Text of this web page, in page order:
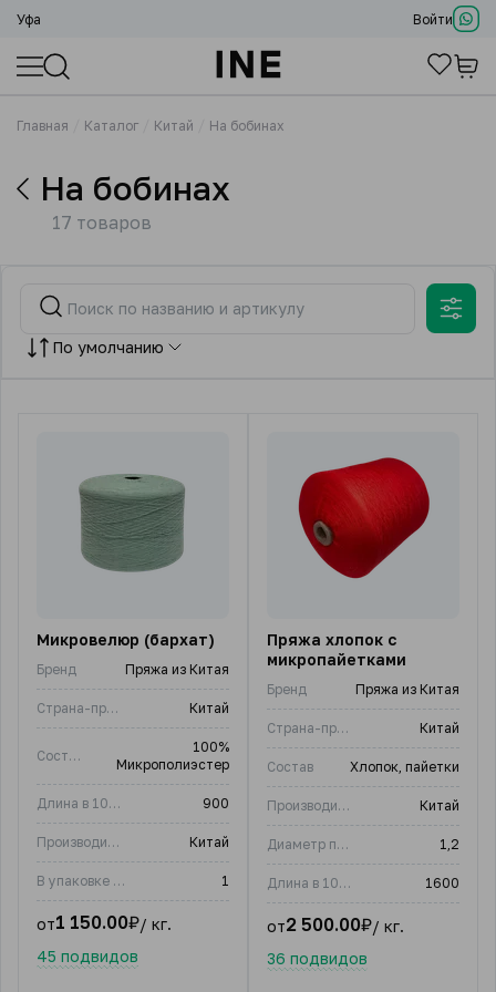
Уфа Войти
Главная Каталог Китай На бобинах
На бобинах
17 товаров
По умолчанию
Микровелюр (бархат)
Бренд Пряжа из Китая
Страна-производитель Китай
Состав
100%
Микрополиэстер
Длина в 100 гр, м 900
Производитель: Китай
В упаковке (шт) 1
от1 150.00₽/ кг.
45 подвидов
Пряжа хлопок с
микропайетками
Бренд Пряжа из Китая
Страна-производитель Китай
Состав Хлопок, пайетки
Производитель: Китай
Диаметр пайеток, мм 1,2
Длина в 100 гр, м 1600
от2 500.00₽/ кг.
36 подвидов